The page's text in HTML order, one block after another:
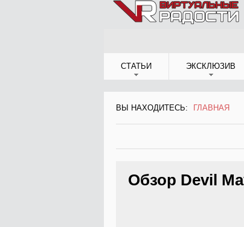
СТАТЬИ ЭКСКЛЮЗИВ
ВЫ НАХОДИТЕСЬ:
ВЫ НАХОДИТЕСЬ
ГЛАВНАЯ
Обзор Devil